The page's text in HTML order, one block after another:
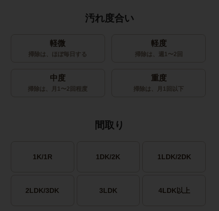
汚れ度合い
軽微
掃除は、ほぼ毎日する
軽度
掃除は、週1〜2回
中度
掃除は、月1〜2回程度
重度
掃除は、月1回以下
間取り
1K/1R 1DK/2K 1LDK/2DK
2LDK/3DK 3LDK 4LDK以上